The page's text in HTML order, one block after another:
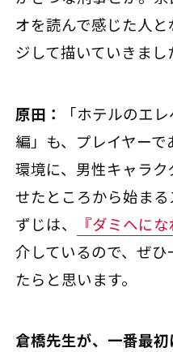
オを読んで感じた人
ジして描いていきまし
原田：
「ホテルのエ
編」も、プレイヤー
環境に、男性キャラ
せたところから始ま
ずじは、
『ダミヘに
介しているので、ぜ
たらと思います。
――倉橋先生が、一番最